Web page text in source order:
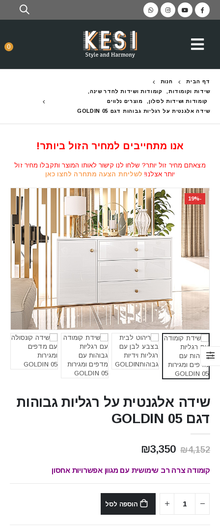
0
דף הבית
חנות
שידות וקומודות
קומודות ושידות לחדר שינה
קומודות ושידות לסלון
מוצרים נלווים
שידה אלגנטית על רגליות גבוהות דגם GOLDIN 05
אנו מתחייבים למחיר הזול ביותר!
מצאתם מחיר זול יותר? שלחו לנו קישור לאותו המוצר ותקבלו מחיר זול
יותר אצלנו! לשליחת הצעה מתחרה לחצו כאן
-19%
שידה אלגנטית על רגליות גבוהות
דגם GOLDIN 05
₪4,152
המחיר
היה:
₪4,152.
₪3,350
הוא:
₪3,350.
קומודה צרה רב שימושית עם מגוון אפשרויות אחסון
הוספה לסל